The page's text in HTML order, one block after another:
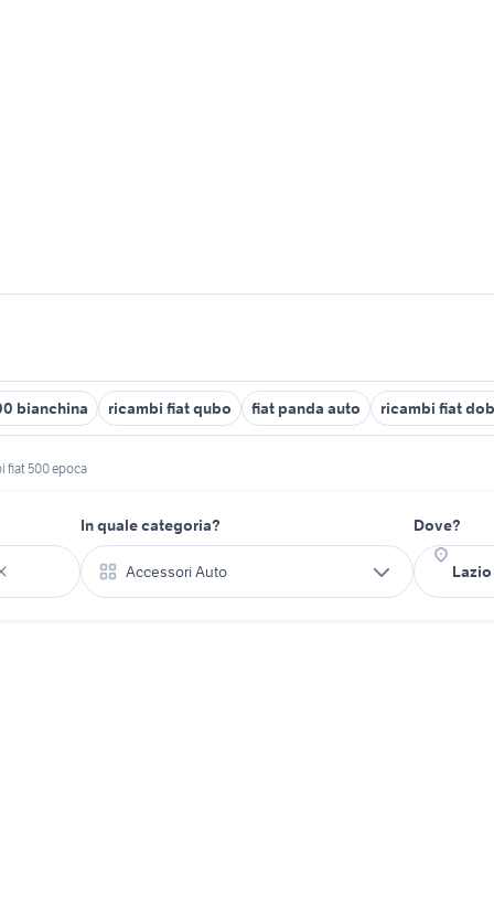
bianchina ricambi fiat qubo fiat panda auto ricambi fiat
fiat 500 epoca
In quale categoria?
Accessori Auto
Dove?